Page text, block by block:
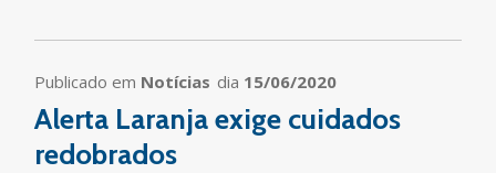
Publicado em Notícias dia 15/06/2020
Alerta Laranja exige cuidados
redobrados